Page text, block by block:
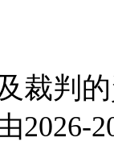
裁判
2026-